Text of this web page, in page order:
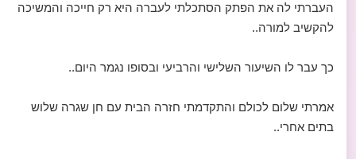
העברתי לה את הפתק הסתכלתי לעברה היא רק חייכה והמשיכה
להקשיב למורה..
כך עבר לו השיעור השלישי והרביעי ובסופו נגמר היום..
אמרתי שלום לכולם והתקדמתי חזרה הבית עם חן שגרה שלוש
בתים אחרי..